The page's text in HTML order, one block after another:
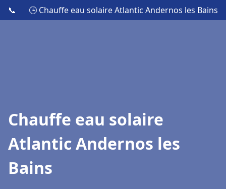
📞 🕒 Chauffe eau solaire Atlantic Andernos les Bains
Chauffe eau solaire
Atlantic Andernos les
Bains